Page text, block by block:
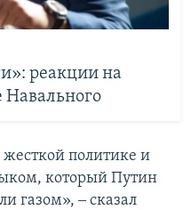
реакции на
Навального
политике и
который Путин
газом», ‒ сказал